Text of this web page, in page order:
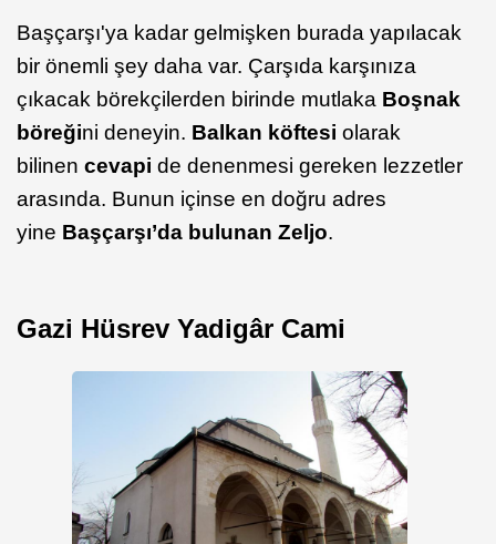
Başçarşı'ya kadar gelmişken burada yapılacak
bir önemli şey daha var. Çarşıda karşınıza
çıkacak börekçilerden birinde mutlaka Boşnak
böreğini deneyin. Balkan köftesi olarak
bilinen cevapi de denenmesi gereken lezzetler
arasında. Bunun içinse en doğru adres
yine Başçarşı’da bulunan Zeljo.
Gazi Hüsrev Yadigâr Cami